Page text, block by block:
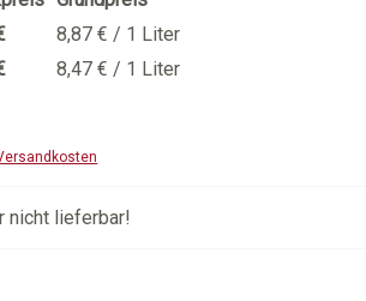
8,87 € / 1 Liter
8,47 € / 1 Liter
nicht lieferbar!